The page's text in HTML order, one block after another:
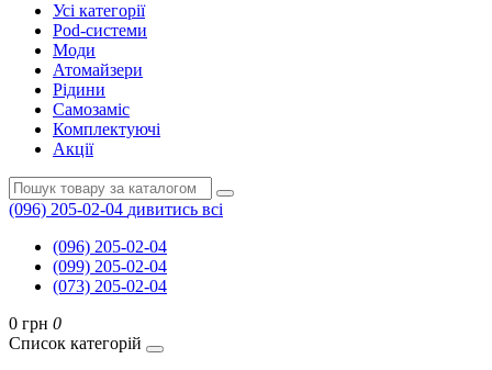
Усі категорії
Pod-системи
Моди
Атомайзери
Рідини
Самозаміс
Комплектуючі
Акції
(096) 205-02-04 дивитись всі
(096) 205-02-04
(099) 205-02-04
(073) 205-02-04
0 грн 0
Список категорій